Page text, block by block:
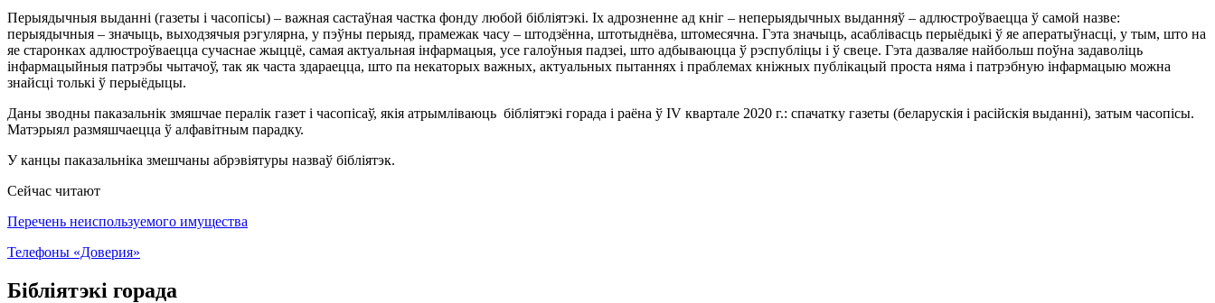
Перыядычныя выданні (газеты і часопісы) – важная састаўная частка фонду любой бібліятэкі. Іх адрозненне ад кніг – неперыядычных выданняў – адлюстроўваецца ў самой назве:
перыядычныя – значыць, выходзячыя рэгулярна, у пэўны перыяд, прамежак часу – штодзённа, штотыднёва, штомесячна. Гэта значыць, асаблівасць перыёдыкі ў яе аператыўнасці, у тым, што на
яе старонках адлюстроўваецца сучаснае жыццё, самая актуальная інфармацыя, усе галоўныя падзеі, што адбываюцца ў рэспубліцы і ў свеце. Гэта дазваляе найбольш поўна задаволіць
інфармацыйныя патрэбы чытачоў, так як часта здараецца, што па некаторых важных, актуальных пытаннях і праблемах кніжных публікацый проста няма і патрэбную інфармацыю можна
знайсці толькі ў перыёдыцы.
Даны зводны паказальнік змяшчае пералік газет і часопісаў, якія атрымліваюць бібліятэкі горада і раёна ў IV квартале 2020 г.: спачатку газеты (беларускія і расійскія выданні), затым часопісы.
Матэрыял размяшчаецца ў алфавітным парадку.
У канцы паказальніка змешчаны абрэвіятуры назваў бібліятэк.
Сейчас читают
Перечень неиспользуемого имущества
Телефоны «Доверия»
Бібліятэкі горада